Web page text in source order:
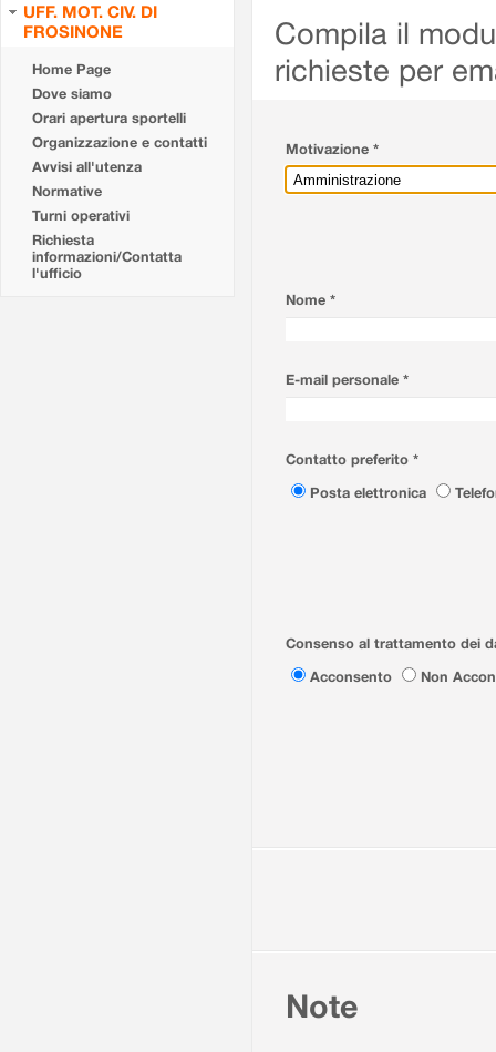
UFF. MOT. CIV. DI
FROSINONE
Home Page
Dove siamo
Orari apertura sportelli
Organizzazione e contatti
Avvisi all'utenza
Normative
Turni operativi
Richiesta
informazioni/Contatta
l'ufficio
Compila il
richieste per
Motivazione *
Nome *
E-mail personale *
Contatto preferito *
Posta elettronica
Consenso al trattamento dei
Acconsento
Non
Note